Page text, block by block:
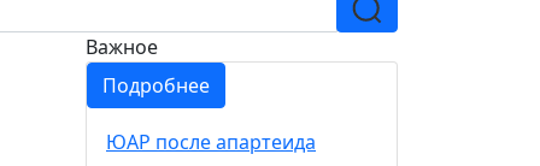
Важное
Подробнее
ЮАР после апартеида